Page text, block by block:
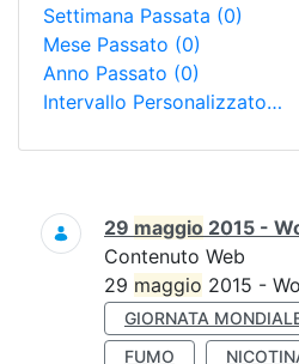
Settimana Passata (0)
Mese Passato (0)
Anno Passato (0)
Intervallo Personalizzato…
Ricerca
29 maggio 2015 -
Contenuto Web
29 maggio 2015 -
GIORNATA
FUMO